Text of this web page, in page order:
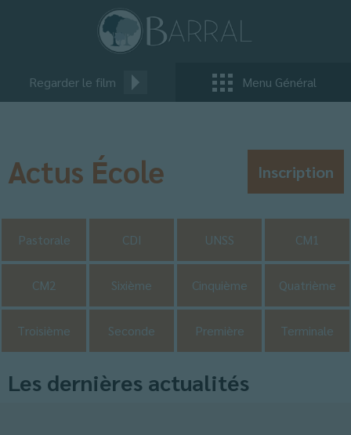
Regarder le film Menu Général
Actus École Inscription
Pastorale CDI UNSS CM1
CM2 Sixième Cinquième Quatrième
Troisième Seconde Première Terminale
Les dernières actualités